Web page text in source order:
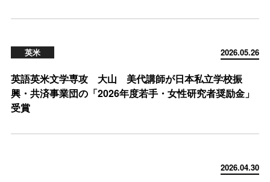
2026.05.26
英米
英語英米文学専攻 大山 美代講師が日本私立学校振
興・共済事業団の「2026年度若手・女性研究者奨励金」
受賞
2026.04.30